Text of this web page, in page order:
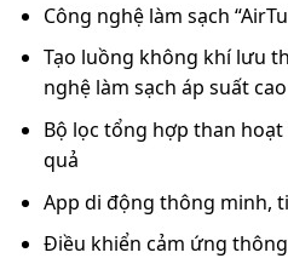
Công nghệ làm sạch
Tạo luồng không khí lưu
nghệ làm sạch áp suất cao
Bộ lọc tổng hợp than
quả
App di động thông minh,
Điều khiển cảm ứng